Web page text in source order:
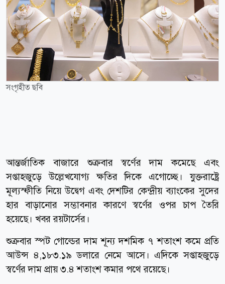
সংগৃহীত ছবি
আন্তর্জাতিক বাজারে শুক্রবার স্বর্ণের দাম কমেছে এবং
সপ্তাহজুড়ে উল্লেখযোগ্য ক্ষতির দিকে এগোচ্ছে। যুক্তরাষ্ট্রে
মূল্যস্ফীতি নিয়ে উদ্বেগ এবং দেশটির কেন্দ্রীয় ব্যাংকের সুদের
হার বাড়ানোর সম্ভাবনার কারণে স্বর্ণের ওপর চাপ তৈরি
হয়েছে। খবর রয়টার্সের।
শুক্রবার স্পট গোল্ডের দাম শূন্য দশমিক ৭ শতাংশ কমে প্রতি
আউন্স ৪,১৮৩.১৯ ডলারে নেমে আসে। এদিকে সপ্তাহজুড়ে
স্বর্ণের দাম প্রায় ৩.৪ শতাংশ কমার পথে রয়েছে।